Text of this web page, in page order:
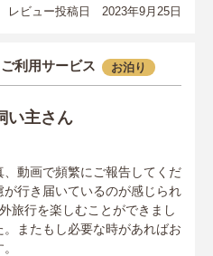
レビュー投稿日 2023年9月25日
ご利用サービス お泊り
い主さん
動画で頻繁にご報告してくだ
行き届いているのが感じられ
旅行を楽しむことができまし
またもし必要な時があればお